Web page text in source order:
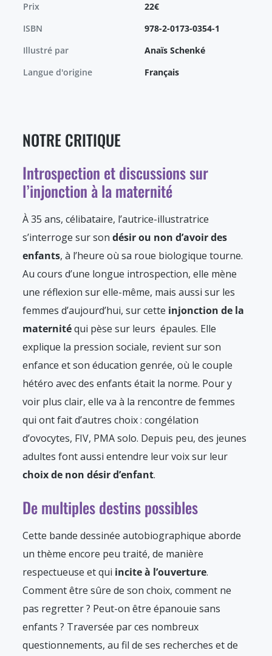
Prix
22€
ISBN
978-2-0173-0354-1
Illustré par
Anaïs Schenké
Langue d'origine
Français
NOTRE CRITIQUE
Introspection et discussions sur
l’injonction à la maternité
À 35 ans, célibataire, l’autrice-illustratrice
s’interroge sur son désir ou non d’avoir des
enfants, à l’heure où sa roue biologique tourne.
Au cours d’une longue introspection, elle mène
une réflexion sur elle-même, mais aussi sur les
femmes d’aujourd’hui, sur cette injonction de la
maternitéqui pèse sur leurs épaules. Elle
explique la pression sociale, revient sur son
enfance et son éducation genrée, où le couple
hétéro avec des enfants était la norme. Pour y
voir plus clair, elle va à la rencontre de femmes
qui ont fait d’autres choix : congélation
d’ovocytes, FIV, PMA solo. Depuis peu, des jeunes
adultes font aussi entendre leur voix sur leur
choix de non désir d’enfant.
De multiples destins possibles
Cette bande dessinée autobiographique aborde
un thème encore peu traité, de manière
respectueuse et qui incite à l’ouverture.
Comment être sûre de son choix, comment ne
pas regretter ? Peut-on être épanouie sans
enfants ? Traversée par ces nombreux
questionnements, au fil de ses recherches et de